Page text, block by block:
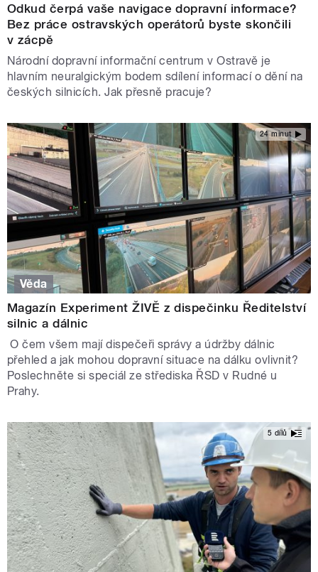
Odkud čerpá vaše navigace dopravní informace?
Bez práce ostravských operátorů byste skončili
v zácpě
Národní dopravní informační centrum v Ostravě je
hlavním neuralgickým bodem sdílení informací o dění na
českých silnicích. Jak přesně pracuje?
24 minut
Věda
Magazín Experiment ŽIVĚ z dispečinku Ředitelství
silnic a dálnic
O čem všem mají dispečeři správy a údržby dálnic
přehled a jak mohou dopravní situace na dálku ovlivnit?
Poslechněte si speciál ze střediska ŘSD v Rudné u
Prahy.
5 dílů